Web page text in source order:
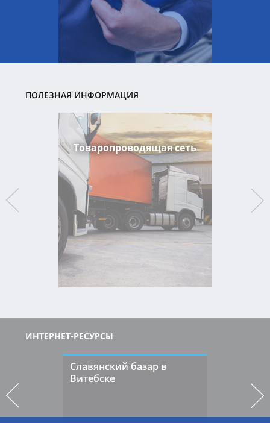
ПОЛЕЗНАЯ ИНФОРМАЦИЯ
Товаропроводящая сеть
ИНТЕРНЕТ-РЕСУРСЫ
Славянский базар в
Витебске